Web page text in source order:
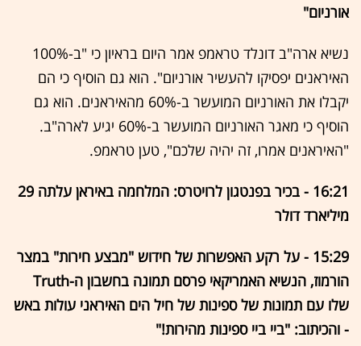
אורניום"
נשיא ארה"ב דונלד טראמפ אמר היום בראיון כי "ב-100%
האיראנים יפסיקו להעשיר אורניום". הוא גם הוסיף כי הם
יקבלו את האורניום המועשר ב-60% מהאיראנים. הוא גם
הוסיף כי מאגר האורניום המועשר ב-60% יגיע לארה"ב.
"האיראנים אמרו, זה יהיה שלכם", טען טראמפ.
16:21 - בכיר בפנטגון לרויטרס: המלחמה באיראן עלתה 29
מיליארד דולר
15:29 - על רקע האפשרות של חידוש "מבצע חירות" במצר
הורמוז, הנשיא האמריקאי פרסם תמונה בחשבון ה-Truth
שלו עם תמונות של ספינות של חיל הים האיראני עולות באש
- והכיתוב: "ביי ביי ספינות מהירות!"